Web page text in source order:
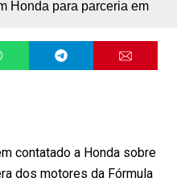
contatado a Honda sobre
dos motores da Fórmula